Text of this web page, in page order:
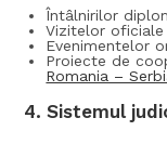
Întâlnirilor
Vizitelor
Evenimentelor
Proiecte de
Romania –
4.Sistemul